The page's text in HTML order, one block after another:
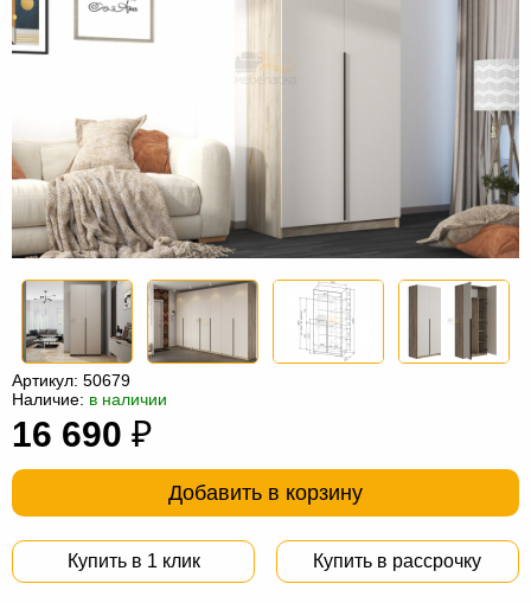
гостиную
для
прихожей
Столы
Комоды
мебель
Столы
под
компьютер
Мебель
для
Мебель
Кресла-
мешки
Мебель
из
ротанга
Садовая
мебель
Косметологическое
оборудование
Артикул: 50679
Наличие: в наличии
16 690 ₽
Добавить в корзину
Купить в 1 клик Купить в рассрочку